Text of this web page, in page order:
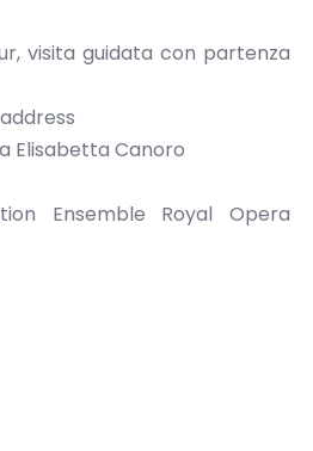
visita guidata con partenza
Elisabetta Canoro
Ensemble Royal Opera